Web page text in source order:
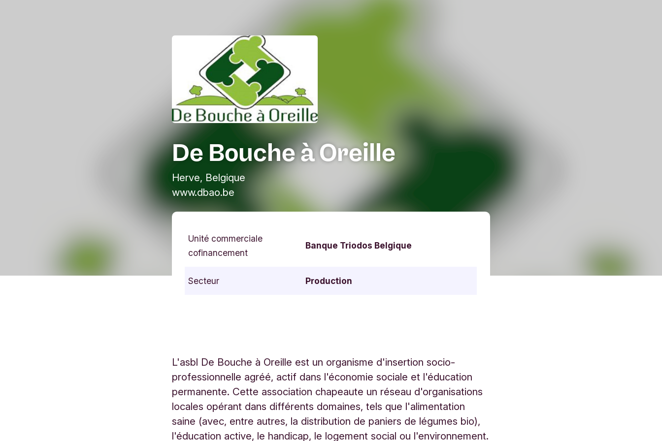
De Bouche à Oreille
Herve, Belgique
www.dbao.be
Unité commerciale
cofinancement
Banque Triodos Belgique
Secteur Production
L'asbl De Bouche à Oreille est un organisme d'insertion socio-
professionnelle agréé, actif dans l'économie sociale et l'éducation
permanente. Cette association chapeaute un réseau d'organisations
locales opérant dans différents domaines, tels que l'alimentation
saine (avec, entre autres, la distribution de paniers de légumes bio),
l'éducation active, le handicap, le logement social ou l'environnement.